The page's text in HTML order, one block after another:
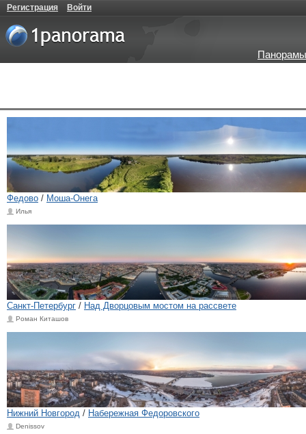
Регистрация Войти
Федово / Моша-Онега
Илья
Санкт-Петербург / Над Дворцовым мостом на рассвете
Роман Киташов
Нижний Новгород / Набережная Федоровского
Denissov